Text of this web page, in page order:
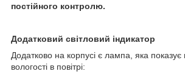
постійного контролю.
Додатковий світловий індикатор
Додатково на корпусі є лампа, яка показує
вологості в повітрі: